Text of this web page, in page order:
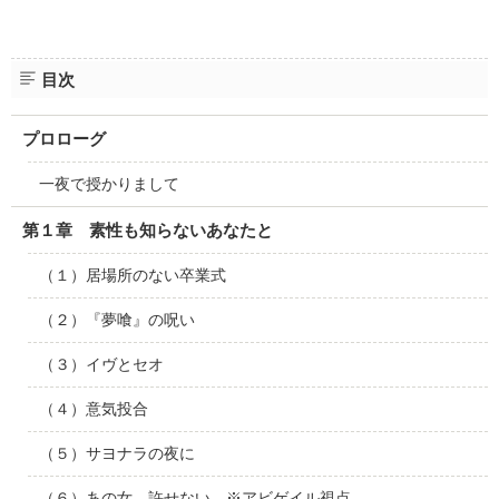
目次
プロローグ
一夜で授かりまして
第１章 素性も知らないあなたと
（１）居場所のない卒業式
（２）『夢喰』の呪い
（３）イヴとセオ
（４）意気投合
（５）サヨナラの夜に